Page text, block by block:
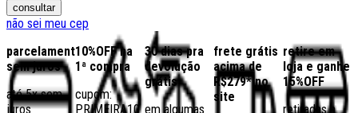
consultar
não sei meu cep
parcelamento
sem juros
até 5x sem
juros
10%OFF na
1ª compra
cupom:
PRIMEIRA10
30 dias pra
devolução
grátis
em algumas
frete grátis
acima de
R$279* no
site
retire em
loja e ganhe
15%OFF
retiradas a